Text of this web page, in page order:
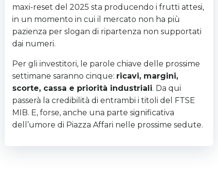
maxi-reset del 2025 sta producendo i frutti attesi,
in un momento in cui il mercato non ha più
pazienza per slogan di ripartenza non supportati
dai numeri.
Per gli investitori, le parole chiave delle prossime
settimane saranno cinque: ricavi, margini,
scorte, cassa e priorità industriali. Da qui
passerà la credibilità di entrambi i titoli del FTSE
MIB. E, forse, anche una parte significativa
dell’umore di Piazza Affari nelle prossime sedute.